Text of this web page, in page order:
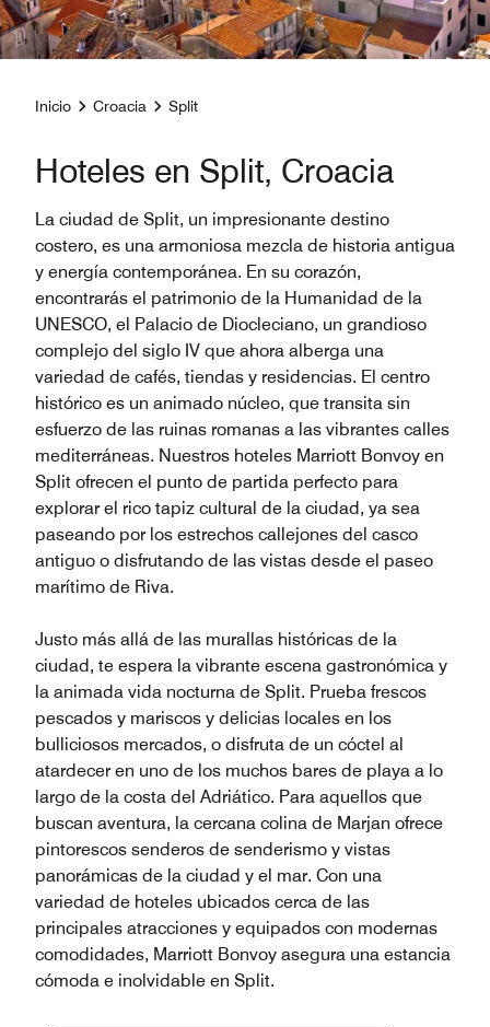
Inicio Croacia Split
Hoteles en Split, Croacia
La ciudad de Split, un impresionante destino
costero, es una armoniosa mezcla de historia antigua
y energía contemporánea. En su corazón,
encontrarás el patrimonio de la Humanidad de la
UNESCO, el Palacio de Diocleciano, un grandioso
complejo del siglo IV que ahora alberga una
variedad de cafés, tiendas y residencias. El centro
histórico es un animado núcleo, que transita sin
esfuerzo de las ruinas romanas a las vibrantes calles
mediterráneas. Nuestros hoteles Marriott Bonvoy en
Split ofrecen el punto de partida perfecto para
explorar el rico tapiz cultural de la ciudad, ya sea
paseando por los estrechos callejones del casco
antiguo o disfrutando de las vistas desde el paseo
marítimo de Riva.
Justo más allá de las murallas históricas de la
ciudad, te espera la vibrante escena gastronómica y
la animada vida nocturna de Split. Prueba frescos
pescados y mariscos y delicias locales en los
bulliciosos mercados, o disfruta de un cóctel al
atardecer en uno de los muchos bares de playa a lo
largo de la costa del Adriático. Para aquellos que
buscan aventura, la cercana colina de Marjan ofrece
pintorescos senderos de senderismo y vistas
panorámicas de la ciudad y el mar. Con una
variedad de hoteles ubicados cerca de las
principales atracciones y equipados con modernas
comodidades, Marriott Bonvoy asegura una estancia
cómoda e inolvidable en Split.